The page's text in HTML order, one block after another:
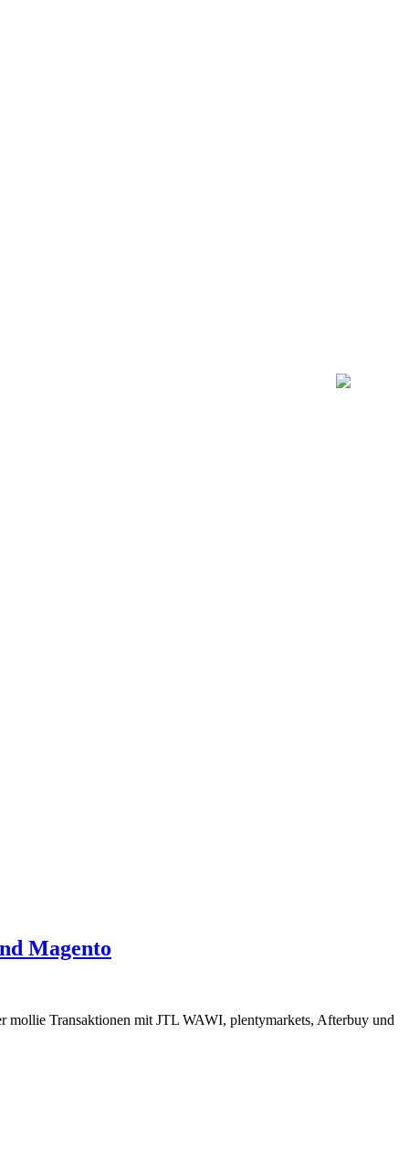
Magento
mollie Transaktionen mit JTL WAWI, plentymarkets, Afterbuy und